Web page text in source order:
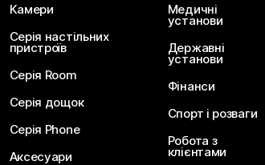
Камери
Серія настільних
пристроїв
Серія Room
Серія дощок
Серія Phone
Аксесуари
Медичні
установи
Державні
установи
Фінанси
Спорт і розваги
Робота з
клієнтами